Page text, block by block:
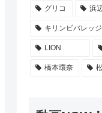
グリコ 浜
キリンビバレッジ
LION
橋本環奈